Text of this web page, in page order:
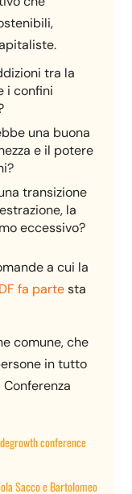
tra la
i confini
una buona
e il potere
transizione
la
eccessivo?
a cui la
fa partesta
comune, che
in tutto
degrowth conference
Sacco e Bartolomeo